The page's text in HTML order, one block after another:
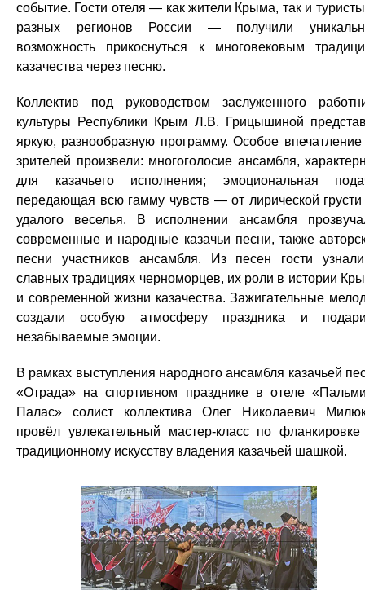
событие. Гости отеля — как жители Крыма, так и
разных регионов России — получили
возможность прикоснуться к многовековым
казачества через песню.
Коллектив под руководством заслуженного
культуры Республики Крым Л.В. Грицышиной
яркую, разнообразную программу. Особое
зрителей произвели: многоголосие ансамбля,
для казачьего исполнения; эмоциональная
передающая всю гамму чувств — от лирической
удалого веселья. В исполнении ансамбля
современные и народные казачьи песни, также
песни участников ансамбля. Из песен гости
славных традициях черноморцев, их роли в истории
и современной жизни казачества. Зажигательные
создали особую атмосферу праздника и
незабываемые эмоции.
В рамках выступления народного ансамбля казачьей
«Отрада» на спортивном празднике в отеле
Палас» солист коллектива Олег Николаевич
провёл увлекательный мастер-класс по
традиционному искусству владения казачьей шашкой.